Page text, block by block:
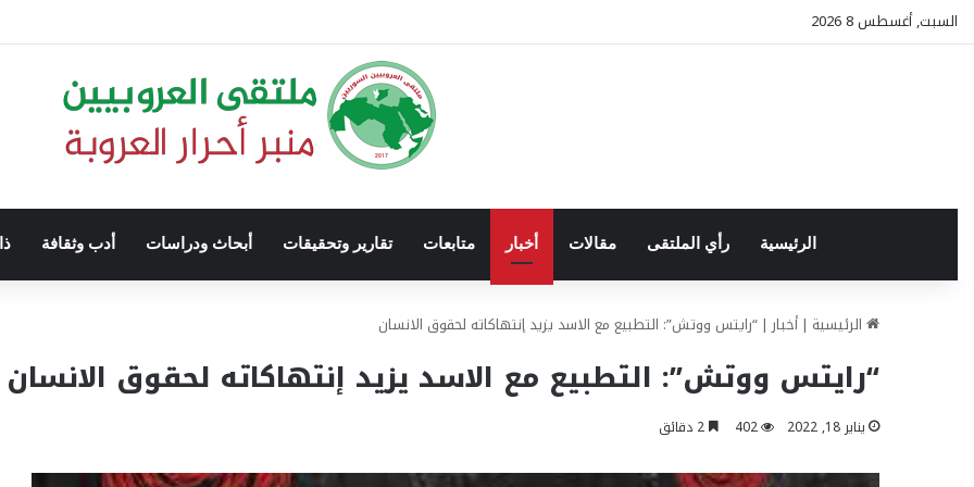
السبت, أغسطس 8 2026
الرئيسية رأي الملتقى مقالات أخبار متابعات تقارير وتحقيقات أبحاث ودراسات أدب وثقافة
الرئيسية | أخبار | “رايتس ووتش”: التطبيع مع الاسد يزيد إنتهاكاته لحقوق الانسان
“رايتس ووتش”: التطبيع مع الاسد يزيد إنتهاكاته لحقوق الانسان
يناير 18, 2022 402